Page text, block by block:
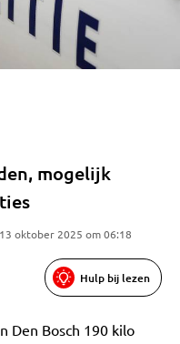
mogelijk
oktober 2025 om 06:18
Hulp bij lezen
Den Bosch 190 kilo